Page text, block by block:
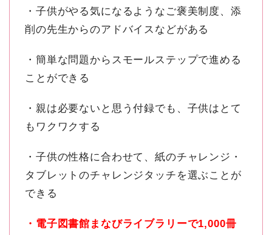
・子供がやる気になるようなご褒美制度、添
削の先生からのアドバイスなどがある
・簡単な問題からスモールステップで進める
ことができる
・親は必要ないと思う付録でも、子供はとて
もワクワクする
・子供の性格に合わせて、紙のチャレンジ・
タブレットのチャレンジタッチを選ぶことが
できる
・電子図書館まなびライブラリーで1,000冊